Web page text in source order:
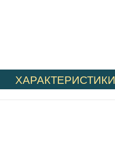
ХАРАКТЕРИСТИКИ